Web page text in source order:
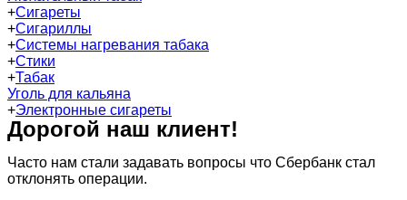
+Сигареты
+Сигариллы
+Системы нагревания табака
+Стики
+Табак
Уголь для кальяна
+Электронные сигареты
Дорогой наш клиент!
Часто нам стали задавать вопросы что Сбербанк стал
отклонять операции.